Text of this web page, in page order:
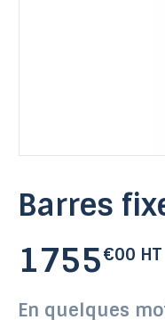
Barres
1755€00 HT
En quelques